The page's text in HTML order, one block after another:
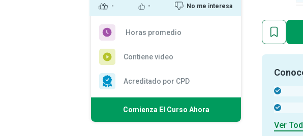
- - No me interesa
Horas promedio
Contiene video
Acreditado por CPD
Comienza El Curso Ahora
Ver